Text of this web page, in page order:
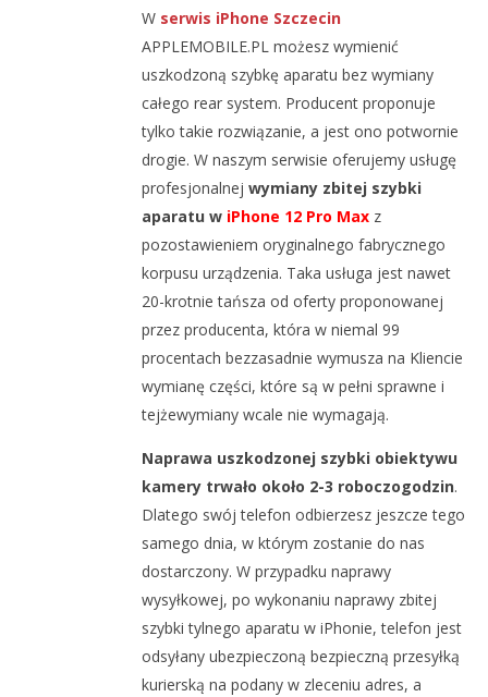
W serwis iPhone Szczecin
APPLEMOBILE.PL możesz wymienić
uszkodzoną szybkę aparatu bez wymiany
całego rear system. Producent proponuje
tylko takie rozwiązanie, a jest ono potwornie
drogie. W naszym serwisie oferujemy usługę
profesjonalnej wymiany zbitej szybki
aparatu w iPhone 12 Pro Max z
pozostawieniem oryginalnego fabrycznego
korpusu urządzenia. Taka usługa jest nawet
20-krotnie tańsza od oferty proponowanej
przez producenta, która w niemal 99
procentach bezzasadnie wymusza na Kliencie
wymianę części, które są w pełni sprawne i
tejżewymiany wcale nie wymagają.
Naprawa uszkodzonej szybki obiektywu
kamery trwało około 2-3 roboczogodzin.
Dlatego swój telefon odbierzesz jeszcze tego
samego dnia, w którym zostanie do nas
dostarczony. W przypadku naprawy
wysyłkowej, po wykonaniu naprawy zbitej
szybki tylnego aparatu w iPhonie, telefon jest
odsyłany ubezpieczoną bezpieczną przesyłką
kurierską na podany w zleceniu adres, a